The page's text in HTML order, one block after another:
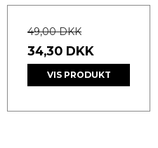
49,00 DKK
34,30 DKK
VIS PRODUKT